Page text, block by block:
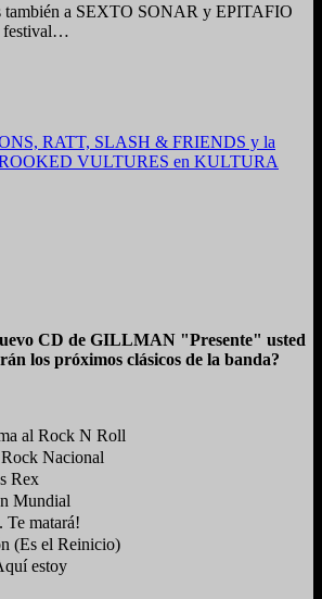
también a SEXTO SONAR y EPITAFIO
festival…
RATT, SLASH & FRIENDS y la
VULTURES en KULTURA
CD de GILLMAN "Presente" usted
los próximos clásicos de la banda?
al Rock N Roll
Nacional
Rex
Mundial
matará!
(Es el Reinicio)
estoy